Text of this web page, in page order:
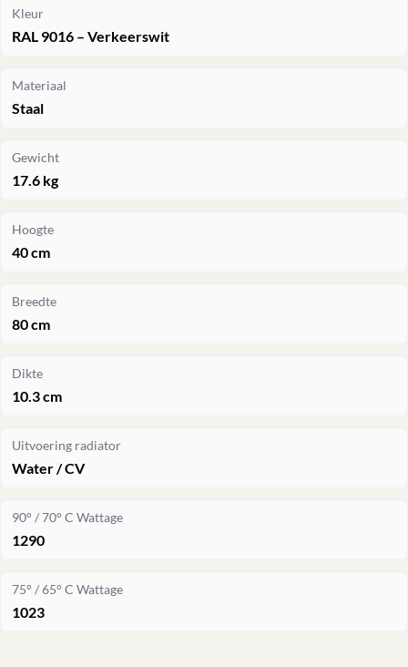
Kleur
RAL 9016 – Verkeerswit
Materiaal
Staal
Gewicht
17.6 kg
Hoogte
40 cm
Breedte
80 cm
Dikte
10.3 cm
Uitvoering radiator
Water / CV
90° / 70° C Wattage
1290
75° / 65° C Wattage
1023